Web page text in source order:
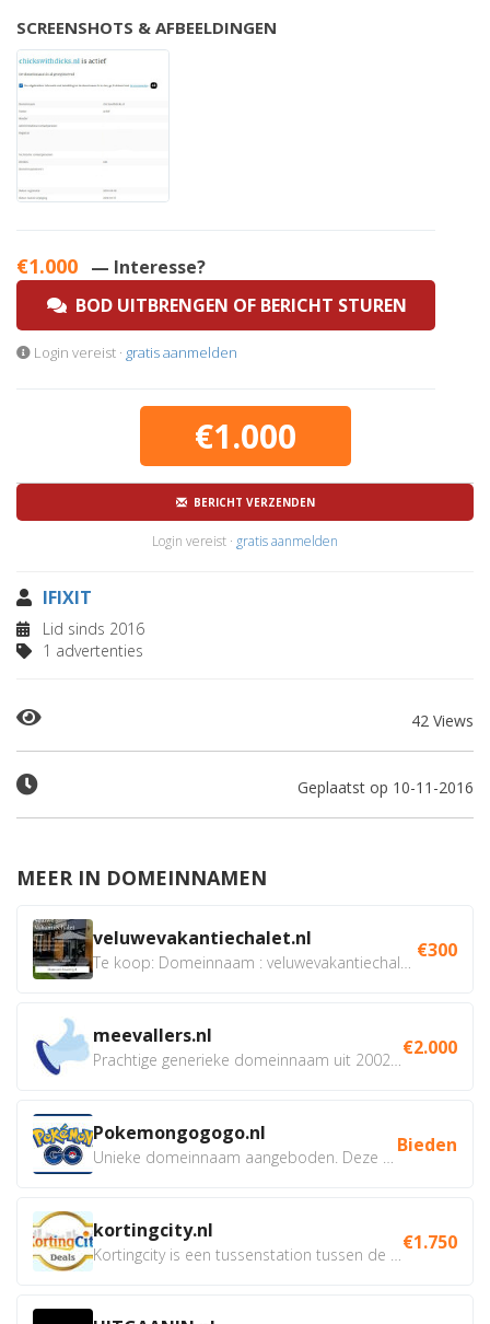
SCREENSHOTS & AFBEELDINGEN
€1.000 — Interesse?
BOD UITBRENGEN OF BERICHT STUREN
Login vereist · gratis aanmelden
€1.000
BERICHT VERZENDEN
Login vereist · gratis aanmelden
IFIXIT
Lid sinds 2016
1 advertenties
42 Views
Geplaatst op 10-11-2016
MEER IN DOMEINNAMEN
veluwevakantiechalet.nl €300
meevallers.nl €2.000
Pokemongogogo.nl Bieden
kortingcity.nl €1.750